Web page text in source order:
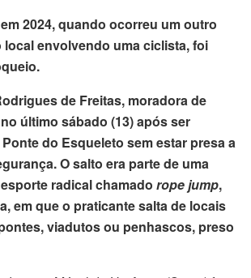
em 2024, quando ocorreu um outro
local envolvendo uma ciclista, foi
de Freitas, moradora de
último sábado (13) após ser
do Esqueleto sem estar presa a
O salto era parte de uma
radical chamado rope jump,
em que o praticante salta de locais
viadutos ou penhascos, preso